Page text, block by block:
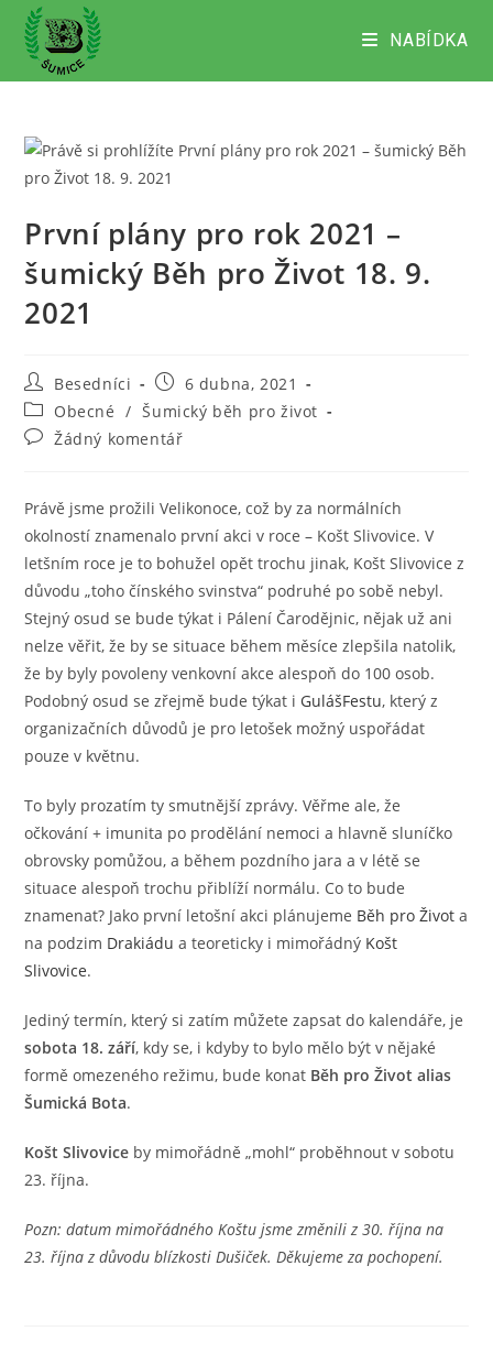
Přejít
obsahu
NABÍDKA
První plány pro rok 2021 –
šumický Běh pro Život 18. 9.
2021
Autor
příspěvku
Besedníci
Příspěvek
publikován
6 dubna, 2021
Rubriky
příspěvku
Obecné / Šumický běh pro život
Komentáře
Žádný komentář
Právě jsme prožili Velikonoce, což by za normálních
okolností znamenalo první akci v roce – Košt Slivovice. V
letšním roce je to bohužel opět trochu jinak, Košt Slivovice z
důvodu „toho čínského svinstva“ podruhé po sobě nebyl.
Stejný osud se bude týkat i Pálení Čarodějnic, nějak už ani
nelze věřit, že by se situace během měsíce zlepšila natolik,
že by byly povoleny venkovní akce alespoň do 100 osob.
Podobný osud se zřejmě bude týkat i GulášFestu, který z
organizačních důvodů je pro letošek možný uspořádat
pouze v květnu.
To byly prozatím ty smutnější zprávy. Věřme ale, že
očkování + imunita po prodělání nemoci a hlavně sluníčko
obrovsky pomůžou, a během pozdního jara a v létě se
situace alespoň trochu přiblíží normálu. Co to bude
znamenat? Jako první letošní akci plánujeme Běh pro Život a
na podzim Drakiádu a teoreticky i mimořádný Košt
Slivovice.
Jediný termín, který si zatím můžete zapsat do kalendáře, je
sobota 18. září, kdy se, i kdyby to bylo mělo být v nějaké
formě omezeného režimu, bude konat Běh pro Život alias
Šumická Bota.
Košt Slivovice by mimořádně „mohl“ proběhnout v sobotu
23. října.
Pozn: datum mimořádného Koštu jsme změnili z 30. října na
23. října z důvodu blízkosti Dušiček. Děkujeme za pochopení.